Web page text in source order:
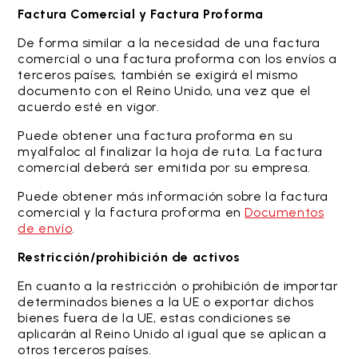
Factura Comercial y Factura Proforma
De forma similar a la necesidad de una factura
comercial o una factura proforma con los envíos a
terceros países, también se exigirá el mismo
documento con el Reino Unido, una vez que el
acuerdo esté en vigor.
Puede obtener una factura proforma en su
myalfaloc al finalizar la hoja de ruta. La factura
comercial deberá ser emitida por su empresa.
Puede obtener más información sobre la factura
comercial y la factura proforma enDocumentos
de envío.
Restricción/prohibición de activos
En cuanto a la restricción o prohibición de importar
determinados bienes a la UE o exportar dichos
bienes fuera de la UE, estas condiciones se
aplicarán al Reino Unido al igual que se aplican a
otros terceros países.